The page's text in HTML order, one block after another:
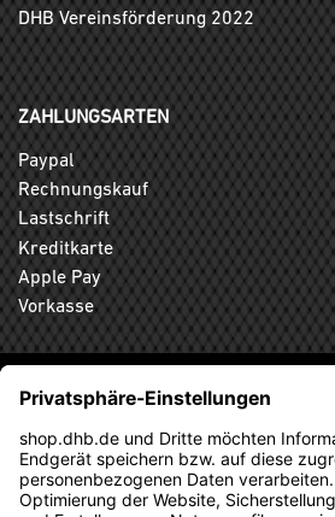
DHB Vereinsförderung 2022
ZAHLUNGSARTEN
Paypal
Rechnungskauf
Lastschrift
Kreditkarte
Apple Pay
Vorkasse
ABONNIEREN SIE DEN KOSTENLOSEN
NEWSLETTER UND VERPASSEN SIE
AKTION MEHR.
ANMELDEN